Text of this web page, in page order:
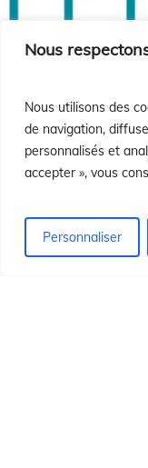
Nous
Nous utilisons des
de navigation,
personnalisés et
accepter », vous
Personnaliser